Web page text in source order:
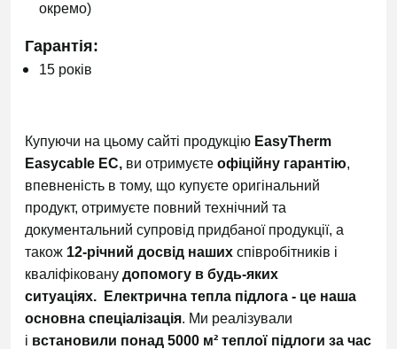
окремо)
Гарантія:
15 років
Купуючи на цьому сайті продукцію EasyTherm
Easycable EC, ви отримуєте офіційну гарантію,
впевненість в тому, що купуєте оригінальний
продукт, отримуєте повний технічний та
документальний супровід придбаної продукції, а
також 12-річний досвід наших співробітників і
кваліфіковану допомогу в будь-яких
ситуаціях.
Електрична тепла підлога - це наша
основна спеціалізація. Ми реалізували
і встановили понад 5000 м² теплої підлоги за час